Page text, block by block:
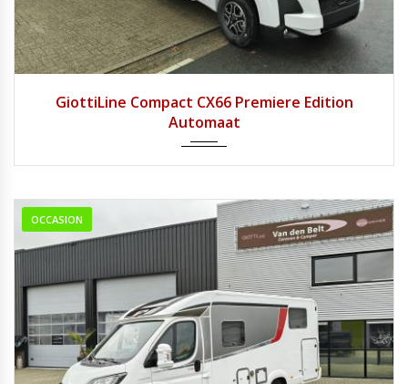
GiottiLine Compact CX66 Premiere Edition
Automaat
OCCASION